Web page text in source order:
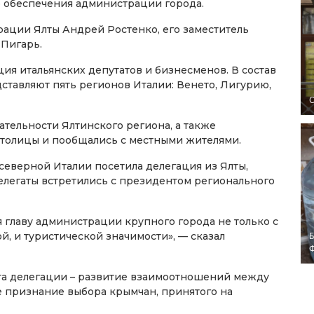
администрации города.
Ялты Андрей Ростенко, его заместитель
итальянских депутатов и бизнесменов. В состав
пять регионов Италии: Венето, Лигурию,
Ялтинского региона, а также
и пообщались с местными жителями.
Италии посетила делегация из Ялты,
встретились с президентом регионального
администрации крупного города не только с
и туристической значимости», — сказал
делегации – развитие взаимоотношений между
выбора крымчан, принятого на